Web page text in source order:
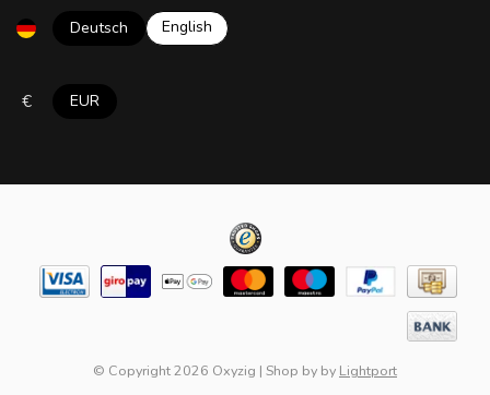
Deutsch English
€ EUR
© Copyright 2026 Oxyzig | Shop by by Lightport